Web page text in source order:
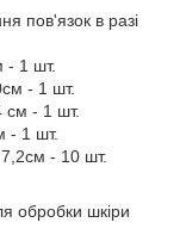
пов'язок в разі
- 1 шт.
- 1 шт.
см - 1 шт.
- 1 шт.
- 10 шт.
обробки шкіри